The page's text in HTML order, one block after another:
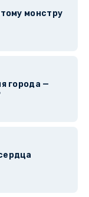
монстру
города —